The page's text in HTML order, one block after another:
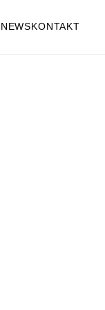
NEWSKONTAKT